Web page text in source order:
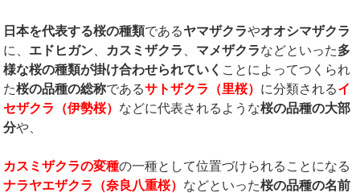
日本を代表する桜の種類であるヤマザクラやオオシマザクラ
に、 エドヒガン カスミザクラ マメザクラなどといった多
様な桜の種類が掛け合わせられていく ことによってつくられ
た桜の品種の総称であるサトザクラ（里桜） に分類されるイ
セザクラ（伊勢桜） などに代表されるような桜の品種の大部
分や、
カスミザクラの変種の一種として位置づけられることになる
ナラヤエザクラ（奈良八重桜） などといった桜の品種の名前